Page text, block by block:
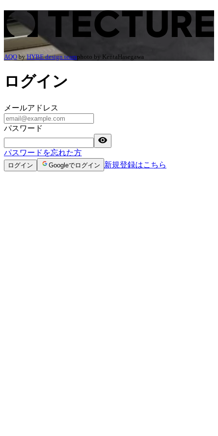
AQO by HYBE design teamphoto by KentaHasegawa
ログイン
メールアドレス
パスワード
パスワードを忘れた方
ログイン Googleでログイン 新規登録はこちら